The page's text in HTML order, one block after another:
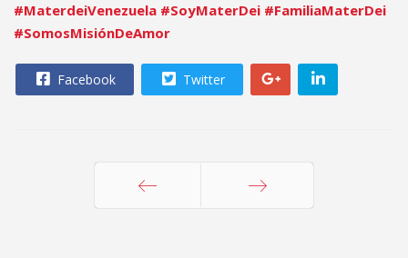
#MaterdeiVenezuela #SoyMaterDei #FamiliaMaterDei
#SomosMisiónDeAmor
Facebook Twitter